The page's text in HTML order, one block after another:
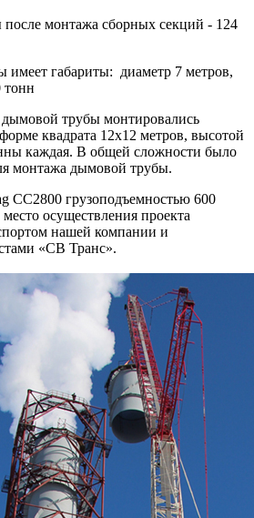
монтажа сборных секций - 124
имеет габариты: диаметр 7 метров,
тонн
трубы монтировались
квадрата 12х12 метров, высотой
каждая. В общей сложности было
монтажа дымовой трубы.
CC2800 грузоподъемностью 600
осуществления проекта
нашей компании и
«СВ Транс».